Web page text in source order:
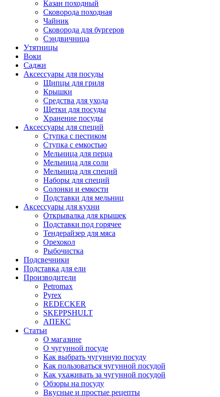
Казан походный
Сковорода походная
Чайник
Сковорода для бургеров
Сэндвичница
Утятницы
Bоки
Саджи
Аксессуары для посуды
Щипцы для гриля
Крышки
Средства для ухода
Щетки для посуды
Хранение посуды
Аксессуары для специй
Ступка с пестиком
Ступка с емкостью
Мельница для перца
Мельница для соли
Мельница для специй
Наборы для специй
Солонки и емкости
Подставки для мельниц
Аксессуары для кухни
Открывалка для крышек
Подставки под горячее
Тендерайзер для мяса
Орехокол
Рыбочистка
Подсвечники
Подставка для ели
Производители
Petromax
Pyrex
REDECKER
SKEPPSHULT
АПЕКС
Статьи
О магазине
О чугунной посуде
Как выбрать чугунную посуду
Как пользоваться чугунной посудой
Как ухаживать за чугунной посудой
Обзоры на посуду
Вкусные и простые рецепты